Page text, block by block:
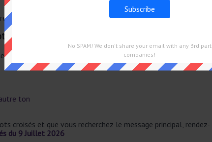
chez lui.
Croisés
9 Juillet 2026.
ton
croisés et que vous recherchez le message principal, rendez-
du 9 Juillet 2026
No SPAM! We don't share your email with any 3rd part
companies!